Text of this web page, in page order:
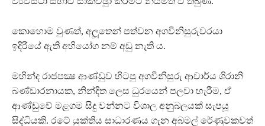
කොහොම වුණත්, අලූතෙන් පත්වන අගවිනිසුරුවරයා
ඉදිරියේ ඇති අභියෝග නම් අඩු නැති ය.
මහින්ද රාජපක්‍ෂ ආණ්ඩුව හිටපු අගවිනිසුරු ආචාර්ය ශිරානි
බණ්ඩාරනායක, නින්දිත ලෙස ධුරයෙන් පලවා හැරීම, ඒ
ආණ්ඩුවේ මළගම සිදු වන්නට විශාල අනුබලයක් සැපයූ
සිද්ධියකි. රටේ යුක්තිය සාධාරණය ගැන අබමල් රේණුවකවත්